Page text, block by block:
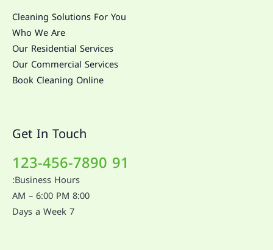
Cleaning Solutions For You
Who We Are
Our Residential Services
Our Commercial Services
Book Cleaning Online
Get In Touch
91 123-456-7890
Business Hours:
8:00 AM – 6:00 PM
7 Days a Week